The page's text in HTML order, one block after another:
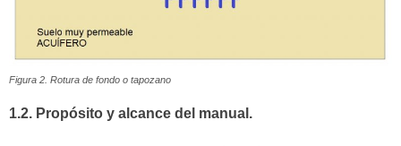
Figura 2. Rotura de fondo o tapozano
1.2. Propósito y alcance del manual.